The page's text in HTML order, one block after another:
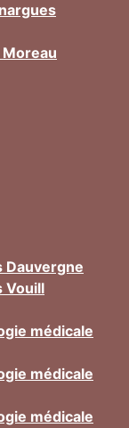
Dauvergne
Vouill
médicale
médicale
médicale